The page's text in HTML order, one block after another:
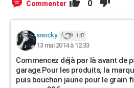
Commenter 0
snocky. 147
13 mai 2014 à 12:33
Commencez déjà par là avant de
garage.Pour les produits, la
puis bouchon jaune pour le grain